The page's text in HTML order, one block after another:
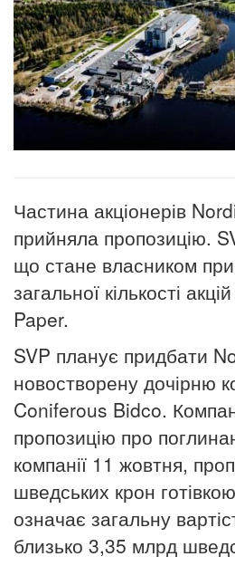
Частина акціонерів
прийняла пропозицію.
що стане власником
загальної кількості
Paper.
SVP планує придбати
новостворену дочірню
Coniferous Bidco.
пропозицію про
компанії 11 жовтня,
шведських крон
означає загальну
близько 3,35 млрд